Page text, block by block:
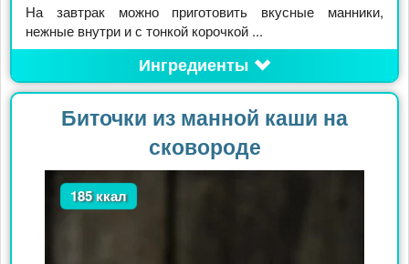
На завтрак можно приготовить вкусные манники,
нежные внутри и с тонкой корочкой ...
Ингредиенты
Биточки из манной каши на
сковороде
185 ккал